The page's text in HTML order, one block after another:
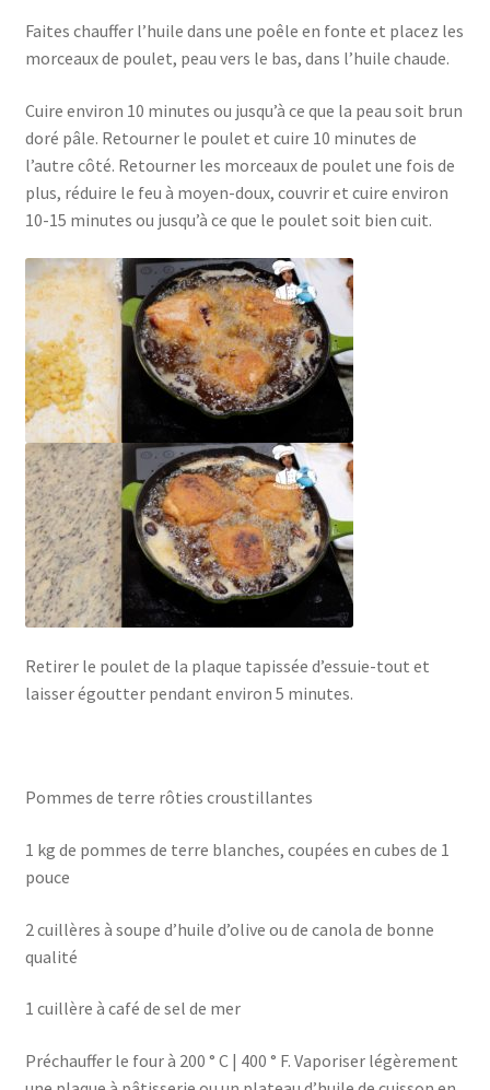
Faites chauffer l’huile dans une poêle en fonte et placez les
morceaux de poulet, peau vers le bas, dans l’huile chaude.
Cuire environ 10 minutes ou jusqu’à ce que la peau soit brun
doré pâle. Retourner le poulet et cuire 10 minutes de
l’autre côté. Retourner les morceaux de poulet une fois de
plus, réduire le feu à moyen-doux, couvrir et cuire environ
10-15 minutes ou jusqu’à ce que le poulet soit bien cuit.
Retirer le poulet de la plaque tapissée d’essuie-tout et
laisser égoutter pendant environ 5 minutes.
Pommes de terre rôties croustillantes
1 kg de pommes de terre blanches, coupées en cubes de 1
pouce
2 cuillères à soupe d’huile d’olive ou de canola de bonne
qualité
1 cuillère à café de sel de mer
Préchauffer le four à 200 ° C | 400 ° F. Vaporiser légèrement